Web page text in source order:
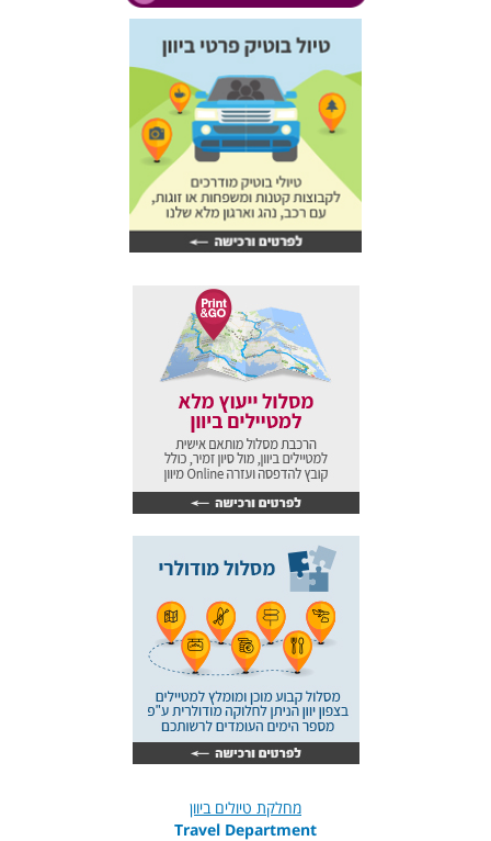
מחלקת טיולים ביוון
Travel Department